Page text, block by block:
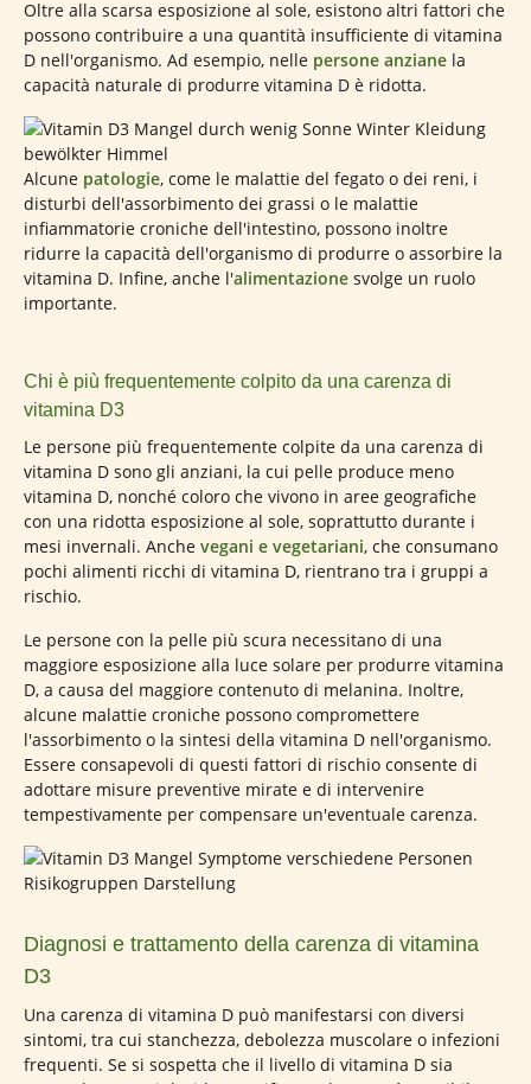
Oltre alla scarsa esposizione al sole, esistono altri fattori che
possono contribuire a una quantità insufficiente di vitamina
D nell'organismo. Ad esempio, nelle persone anziane la
capacità naturale di produrre vitamina D è ridotta.
Alcune patologie, come le malattie del fegato o dei reni, i
disturbi dell'assorbimento dei grassi o le malattie
infiammatorie croniche dell'intestino, possono inoltre
ridurre la capacità dell'organismo di produrre o assorbire la
vitamina D. Infine, anche l'alimentazione svolge un ruolo
importante.
Chi è più frequentemente colpito da una carenza di
vitamina D3
Le persone più frequentemente colpite da una carenza di
vitamina D sono gli anziani, la cui pelle produce meno
vitamina D, nonché coloro che vivono in aree geografiche
con una ridotta esposizione al sole, soprattutto durante i
mesi invernali. Anche vegani e vegetariani, che consumano
pochi alimenti ricchi di vitamina D, rientrano tra i gruppi a
rischio.
Le persone con la pelle più scura necessitano di una
maggiore esposizione alla luce solare per produrre vitamina
D, a causa del maggiore contenuto di melanina. Inoltre,
alcune malattie croniche possono compromettere
l'assorbimento o la sintesi della vitamina D nell'organismo.
Essere consapevoli di questi fattori di rischio consente di
adottare misure preventive mirate e di intervenire
tempestivamente per compensare un'eventuale carenza.
Diagnosi e trattamento della carenza di vitamina
D3
Una carenza di vitamina D può manifestarsi con diversi
sintomi, tra cui stanchezza, debolezza muscolare o infezioni
frequenti. Se si sospetta che il livello di vitamina D sia